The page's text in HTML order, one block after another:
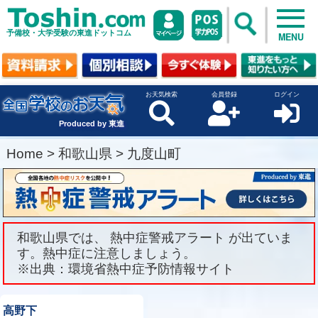
予備校・大学受験の東進ドットコム MENU
Produced by 東進
お天気検索 会員登録 ログイン
Home > 和歌山県 > 九度山町
和歌山県では、 熱中症警戒アラート が出ていま
す。熱中症に注意しましょう。
※出典：環境省熱中症予防情報サイト
高野下